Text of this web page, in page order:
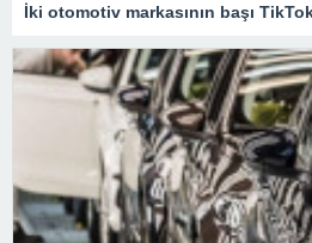
İki otomotiv markasının başı